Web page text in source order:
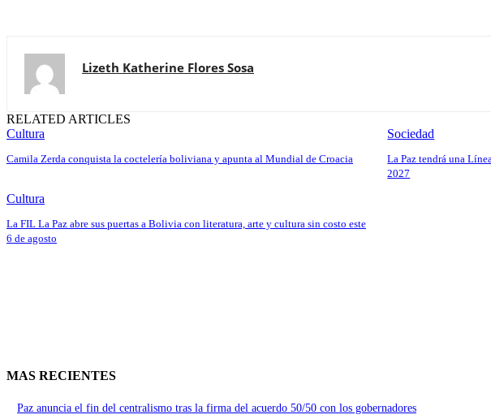
Lizeth Katherine Flores Sosa
RELATED ARTICLES
Cultura
Camila Zerda conquista la coctelería boliviana y apunta al Mundial de Croacia
Sociedad
La Paz tendrá una
2027
Cultura
La FIL La Paz abre sus puertas a Bolivia con literatura, arte y cultura sin costo este
6 de agosto
MAS RECIENTES
Paz anuncia el fin del centralismo tras la firma del acuerdo 50/50 con los gobernadores